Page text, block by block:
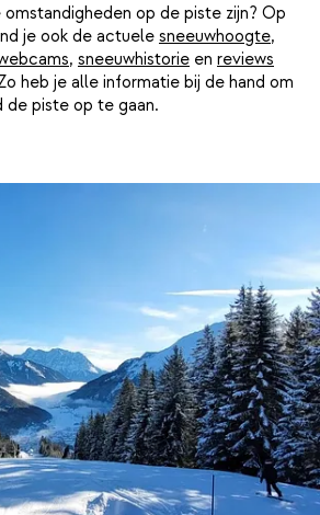
op de piste zijn? Op
je ook de actuele sneeuwhoogte,
, sneeuwhistorie en reviews
heb je alle informatie bij de hand om
piste op te gaan.